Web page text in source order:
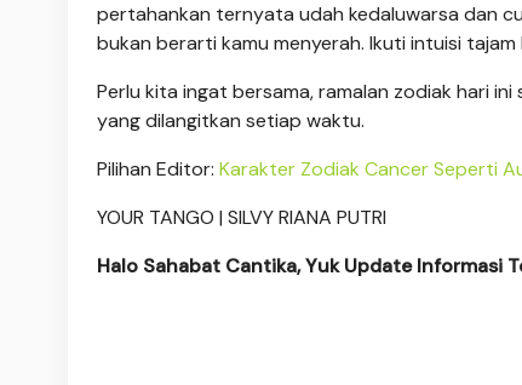
pertahankan ternyata udah kedaluwarsa dan
bukan berarti kamu menyerah. Ikuti intuisi
Perlu kita ingat bersama, ramalan zodiak hari
yang dilangitkan setiap waktu.
Pilihan Editor: Karakter Zodiak Cancer Seperti
YOUR TANGO | SILVY RIANA PUTRI
Halo Sahabat Cantika, Yuk Update Informasi